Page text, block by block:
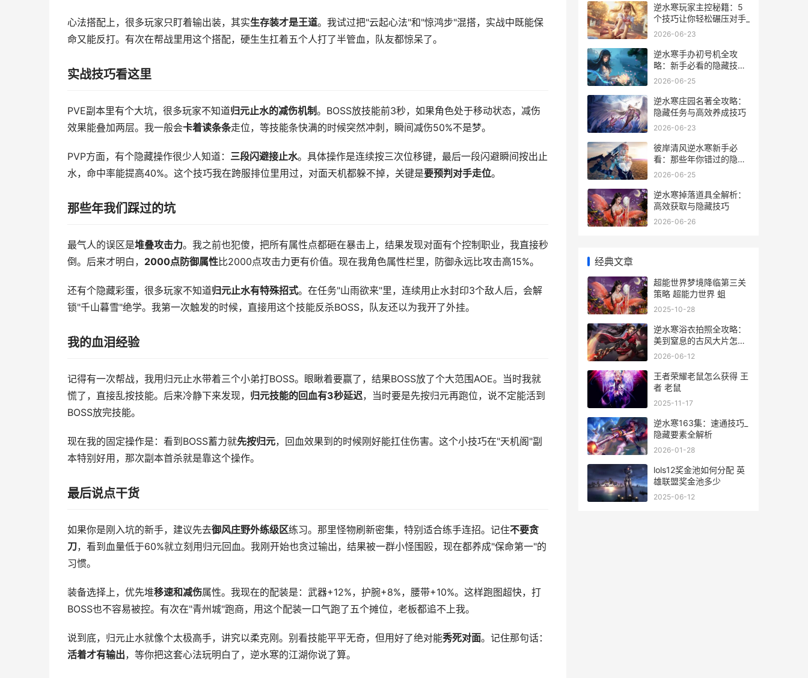
心法搭配上，很多玩家只盯着输出装，其实生存装才是王道。我试过把"云起心法"和"惊鸿步"混搭，实战中既能保
命又能反打。有次在帮战里用这个搭配，硬生生扛着五个人打了半管血，队友都惊呆了。
实战技巧看这里
PVE副本里有个大坑，很多玩家不知道归元止水的减伤机制。BOSS放技能前3秒，如果角色处于移动状态，减伤
效果能叠加两层。我一般会卡着读条条走位，等技能条快满的时候突然冲刺，瞬间减伤50%不是梦。
PVP方面，有个隐藏操作很少人知道： 三段闪避接止水。具体操作是连续按三次位移键，最后一段闪避瞬间按出止
水，命中率能提高40%。这个技巧我在跨服排位里用过，对面天机都躲不掉，关键是要预判对手走位。
那些年我们踩过的坑
最气人的误区是堆叠攻击力。我之前也犯傻，把所有属性点都砸在暴击上，结果发现对面有个控制职业，我直接秒
倒。后来才明白， 2000点防御属性比2000点攻击力更有价值。现在我角色属性栏里，防御永远比攻击高15%。
还有个隐藏彩蛋，很多玩家不知道归元止水有特殊招式。在任务"山雨欲来"里，连续用止水封印3个敌人后，会解
锁"千山暮雪"绝学。我第一次触发的时候，直接用这个技能反杀BOSS，队友还以为我开了外挂。
我的血泪经验
记得有一次帮战，我用归元止水带着三个小弟打BOSS。眼瞅着要赢了，结果BOSS放了个大范围AOE。当时我就
慌了，直接乱按技能。后来冷静下来发现， 归元技能的回血有3秒延迟，当时要是先按归元再跑位，说不定能活到
BOSS放完技能。
现在我的固定操作是：看到BOSS蓄力就先按归元，回血效果到的时候刚好能扛住伤害。这个小技巧在"天机阁"副
本特别好用，那次副本首杀就是靠这个操作。
最后说点干货
如果你是刚入坑的新手，建议先去御风庄野外练级区练习。那里怪物刷新密集，特别适合练手连招。记住不要贪
刀，看到血量低于60%就立刻用归元回血。我刚开始也贪过输出，结果被一群小怪围殴，现在都养成"保命第一"的
习惯。
装备选择上，优先堆移速和减伤属性。我现在的配装是：武器+12%，护腕+8%，腰带+10%。这样跑图超快，打
BOSS也不容易被控。有次在"青州城"跑商，用这个配装一口气跑了五个摊位，老板都追不上我。
说到底，归元止水就像个太极高手，讲究以柔克刚。别看技能平平无奇，但用好了绝对能秀死对面。记住那句话：
活着才有输出，等你把这套心法玩明白了，逆水寒的江湖你说了算。
逆水寒玩家主控秘籍：5
个技巧让你轻松碾压对手_
2026-06-23
逆水寒手办初号机全攻
略：新手必看的隐藏技巧
与实战经验
2026-06-25
逆水寒庄园名著全攻略：
隐藏任务与高效养成技巧
2026-06-23
彼岸清风逆水寒新手必
看：那些年你错过的隐藏
副本与心法搭配
2026-06-25
逆水寒掉落道具全解析：
高效获取与隐藏技巧
2026-06-26
经典文章
超能世界梦境降临第三关
策略 超能力世界 蛆
2025-10-28
逆水寒浴衣拍照全攻略：
美到窒息的古风大片怎么
拍
2026-06-12
王者荣耀老鼠怎么获得 王
者 老鼠
2025-11-17
逆水寒163集：速通技巧_
隐藏要素全解析
2026-01-28
lols12奖金池如何分配 英
雄联盟奖金池多少
2025-06-12